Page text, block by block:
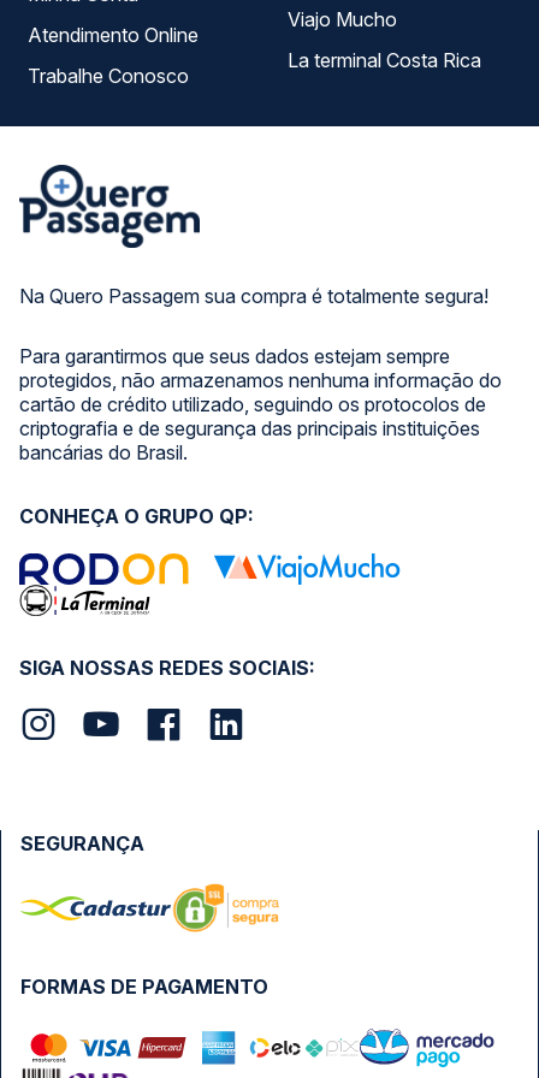
Na Quero Passagem sua compra é totalmente segura!
Para garantirmos que seus dados estejam sempre
protegidos, não armazenamos nenhuma informação do
cartão de crédito utilizado, seguindo os protocolos de
criptografia e de segurança das principais instituições
bancárias do Brasil.
Atendimento Online
Trabalhe Conosco
Viajo Mucho
La terminal Costa Rica
SIGA NOSSAS REDES SOCIAIS:
CONHEÇA O GRUPO QP:
FORMAS DE PAGAMENTO
SEGURANÇA